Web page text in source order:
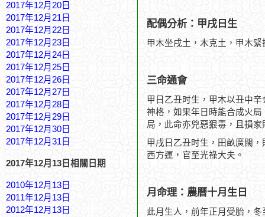
2017年12月20日
2017年12月21日
2017年12月22日
2017年12月23日
2017年12月24日
2017年12月25日
2017年12月26日
2017年12月27日
2017年12月28日
2017年12月29日
2017年12月30日
2017年12月31日
2017年12月13日相關日期
2010年12月13日
2011年12月13日
2012年12月13日
配偶分析：甲戌日生
甲木坐戌土，木克土，甲木
三命通會
甲日乙丑时生，甲木以丑中
神格，如果年日時能合成火
局，此命亦兇惡狠毒，且損家
甲戌日乙丑时生，田畝廣闊
西方運，官至光祿大夫。
月命理：農曆十月生日
此月生人，前年正月受胎，